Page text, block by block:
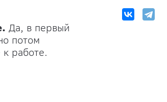
Да, в первый
потом
работе.